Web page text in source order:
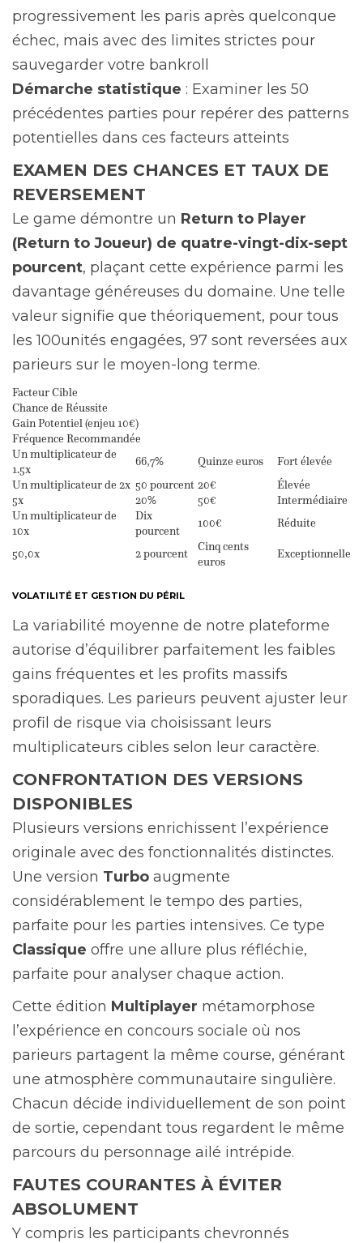
progressivement les paris après quelconque
échec, mais avec des limites strictes pour
sauvegarder votre bankroll
Démarche statistique : Examiner les 50
précédentes parties pour repérer des patterns
potentielles dans ces facteurs atteints
EXAMEN DES CHANCES ET TAUX DE
REVERSEMENT
Le game démontre un Return to Player
(Return to Joueur) de quatre-vingt-dix-sept
pourcent, plaçant cette expérience parmi les
davantage généreuses du domaine. Une telle
valeur signifie que théoriquement, pour tous
les 100unités engagées, 97 sont reversées aux
parieurs sur le moyen-long terme.
Facteur Cible
Chance de Réussite
Gain Potentiel (enjeu 10€)
Fréquence Recommandée
Un multiplicateur de
1.5x
66,7% Quinze euros
Fort élevée
Un multiplicateur de 2x 50 pourcent 20€
Élevée
5x
20% 50€
Intermédiaire
Un multiplicateur de
10x
Dix
pourcent
100€ Réduite
50,0x 2 pourcent
Cinq cents
euros
Exceptionnelle
VOLATILITÉ ET GESTION DU PÉRIL
La variabilité moyenne de notre plateforme
autorise d’équilibrer parfaitement les faibles
gains fréquentes et les profits massifs
sporadiques. Les parieurs peuvent ajuster leur
profil de risque via choisissant leurs
multiplicateurs cibles selon leur caractère.
CONFRONTATION DES VERSIONS
DISPONIBLES
Plusieurs versions enrichissent l’expérience
originale avec des fonctionnalités distinctes.
Une version Turbo augmente
considérablement le tempo des parties,
parfaite pour les parties intensives. Ce type
Classique offre une allure plus réfléchie,
parfaite pour analyser chaque action.
Cette édition Multiplayer métamorphose
l’expérience en concours sociale où nos
parieurs partagent la même course, générant
une atmosphère communautaire singulière.
Chacun décide individuellement de son point
de sortie, cependant tous regardent le même
parcours du personnage ailé intrépide.
FAUTES COURANTES À ÉVITER
ABSOLUMENT
Y compris les participants chevronnés